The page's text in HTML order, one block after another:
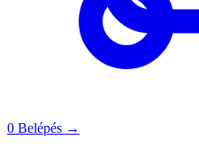
0 Belépés →